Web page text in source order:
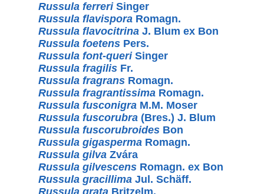
Russula ferreriSinger
Russula flavispora Romagn.
Russula flavocitrina J. Blum ex Bon
Russula foetens Pers.
Russula font-queriSinger
Russula fragilis Fr.
Russula fragrans Romagn.
Russula fragrantissima Romagn.
Russula fusconigra M.M. Moser
Russula fuscorubra (Bres.) J. Blum
Russula fuscorubroides Bon
Russula gigasperma Romagn.
Russula gilva Zvára
Russula gilvescens Romagn. ex Bon
Russula gracillima Jul. Schäff.
Russula grata Britzelm.